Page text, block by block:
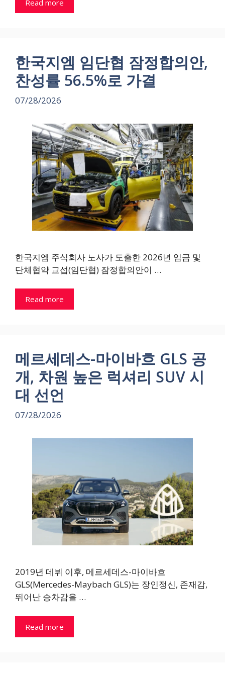
Read more
한국지엠 임단협 잠정합의안,
찬성률 56.5%로 가결
07/28/2026
한국지엠 주식회사 노사가 도출한 2026년 임금 및
단체협약 교섭(임단협) 잠정합의안이 …
Read more
메르세데스-마이바흐 GLS 공
개, 차원 높은 럭셔리 SUV 시
대 선언
07/28/2026
2019년 데뷔 이후, 메르세데스-마이바흐
GLS(Mercedes-Maybach GLS)는 장인정신, 존재감,
뛰어난 승차감을 …
Read more